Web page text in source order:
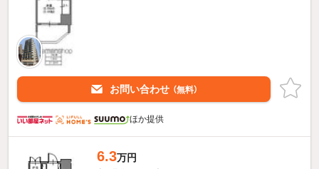
お問い合わせ （無料）
ほか提供
6.3万円